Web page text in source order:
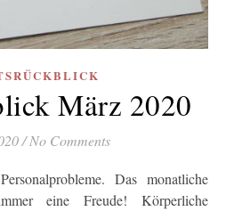
März 2020
/No Comments
eine Freude! Körperliche